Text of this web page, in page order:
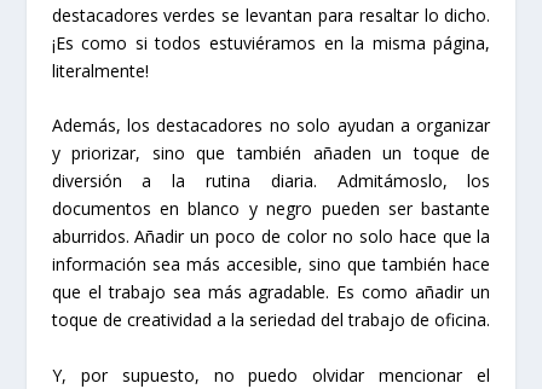
destacadores verdes se levantan para resaltar lo dicho.
¡Es como si todos estuviéramos en la misma página,
literalmente!
Además, los destacadores no solo ayudan a organizar
y priorizar, sino que también añaden un toque de
diversión a la rutina diaria. Admitámoslo, los
documentos en blanco y negro pueden ser bastante
aburridos. Añadir un poco de color no solo hace que la
información sea más accesible, sino que también hace
que el trabajo sea más agradable. Es como añadir un
toque de creatividad a la seriedad del trabajo de oficina.
Y, por supuesto, no puedo olvidar mencionar el